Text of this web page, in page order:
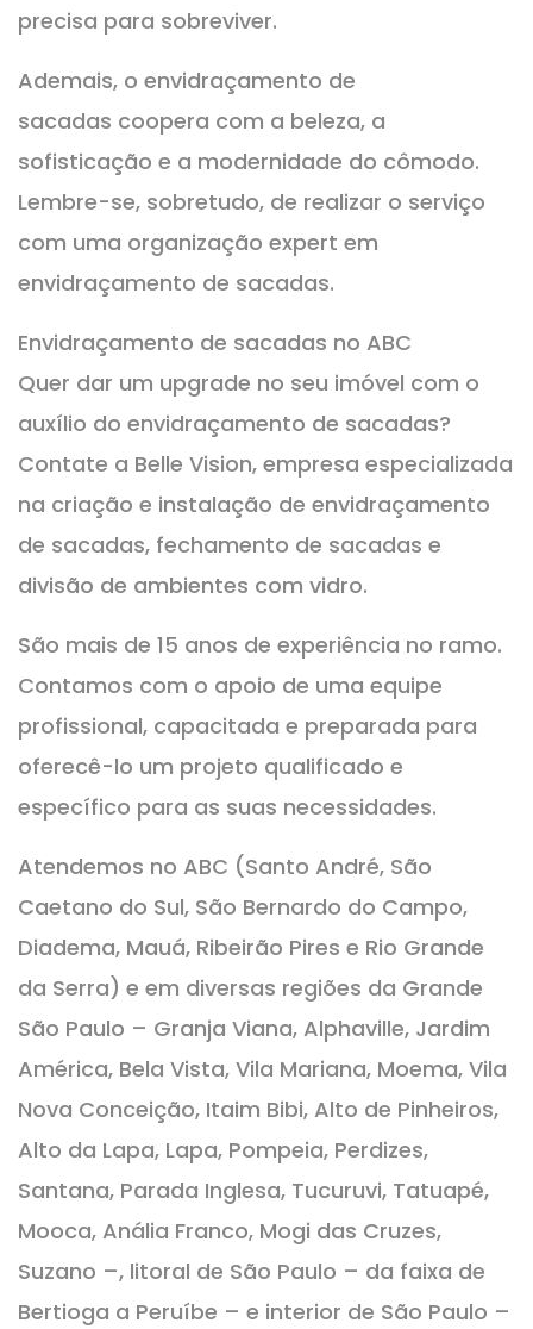
precisa para sobreviver.
Ademais, o envidraçamento de
sacadas coopera com a beleza, a
sofisticação e a modernidade do cômodo.
Lembre-se, sobretudo, de realizar o serviço
com uma organização expert em
envidraçamento de sacadas.
Envidraçamento de sacadas no ABC
Quer dar um upgrade no seu imóvel com o
auxílio do envidraçamento de sacadas?
Contate a Belle Vision, empresa especializada
na criação e instalação de envidraçamento
de sacadas, fechamento de sacadas e
divisão de ambientes com vidro.
São mais de 15 anos de experiência no ramo.
Contamos com o apoio de uma equipe
profissional, capacitada e preparada para
oferecê-lo um projeto qualificado e
específico para as suas necessidades.
Atendemos no ABC (Santo André, São
Caetano do Sul, São Bernardo do Campo,
Diadema, Mauá, Ribeirão Pires e Rio Grande
da Serra) e em diversas regiões da Grande
São Paulo – Granja Viana, Alphaville, Jardim
América, Bela Vista, Vila Mariana, Moema, Vila
Nova Conceição, Itaim Bibi, Alto de Pinheiros,
Alto da Lapa, Lapa, Pompeia, Perdizes,
Santana, Parada Inglesa, Tucuruvi, Tatuapé,
Mooca, Anália Franco, Mogi das Cruzes,
Suzano –, litoral de São Paulo – da faixa de
Bertioga a Peruíbe – e interior de São Paulo –